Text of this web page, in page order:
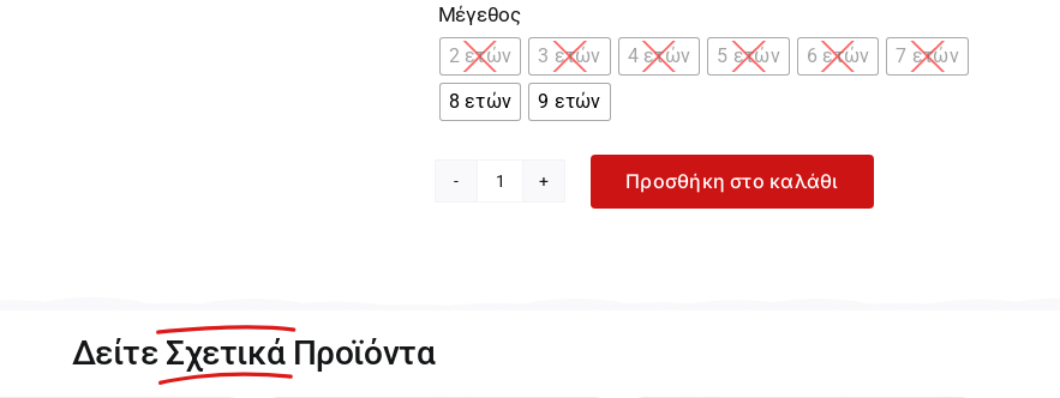
Μέγεθος
2 ετών 3 ετών 4 ετών 5 ετών 6 ετών
7 ετών
8 ετών
9 ετών
Mayoral
Προσθήκη στο καλάθι
Δείτε Σχετικά Προϊόντα